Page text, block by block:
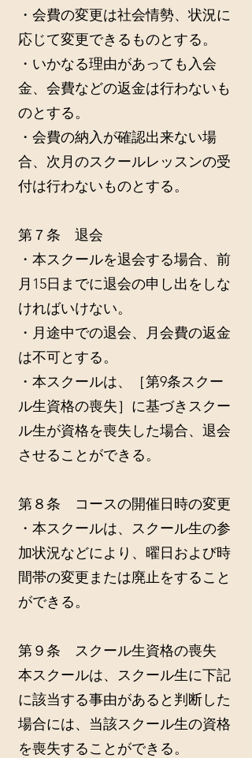
・会費の変更は社会情勢、状況に
応じて変更できるものとする。
・いかなる理由があっても入会
金、会費などの返金は行わないも
のとする。
・会費の納入が確認出来ない場
合、次月のスクールレッスンの受
付は行わないものとする。
第７条 退会
・本スクールを退会する場合、前
月15日までに退会の申し出をしな
ければいけない。
・月途中での退会、月会費の返金
は不可とする。
・本スクールは、［第9条スクー
ル生資格の喪失］に基づきスクー
ル生が資格を喪失した場合、退会
させることができる。
第８条 コースの開催日時の変更
・本スクールは、スクール生の参
加状況などにより、曜日および時
間帯の変更または廃止をすること
ができる。
第９条 スクール生資格の喪失
本スクールは、スクール生に下記
に該当する事由があると判断した
場合には、当該スクール生の資格
を喪失することができる。